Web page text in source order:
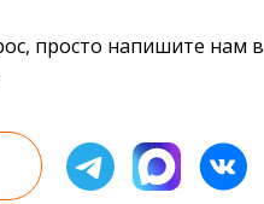
просто напишите нам в